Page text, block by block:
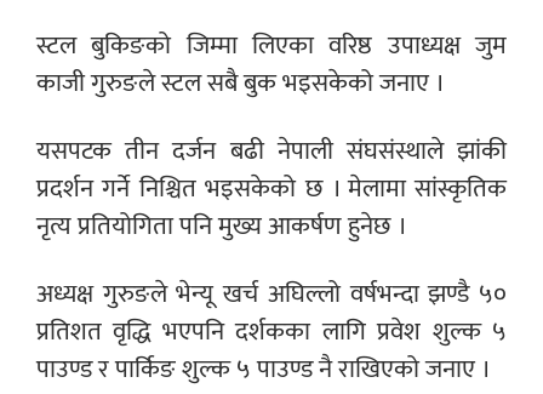
स्टल बुकिङको जिम्मा लिएका वरिष्ठ उपाध्यक्ष जुम
काजी गुरुङले स्टल सबै बुक भइसकेको जनाए ।
यसपटक तीन दर्जन बढी नेपाली संघसंस्थाले झांकी
प्रदर्शन गर्ने निश्चित भइसकेको छ । मेलामा सांस्कृतिक
नृत्य प्रतियोगिता पनि मुख्य आकर्षण हुनेछ ।
अध्यक्ष गुरुङले भेन्यू खर्च अघिल्लो वर्षभन्दा झण्डै ५०
प्रतिशत वृद्धि भएपनि दर्शकका लागि प्रवेश शुल्क ५
पाउण्ड र पार्किङ शुल्क ५ पाउण्ड नै राखिएको जनाए ।